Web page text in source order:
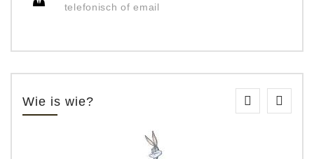
telefonisch of email
Wie is wie?